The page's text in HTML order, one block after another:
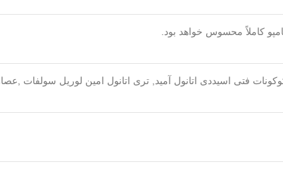
کاملاً محسوس خواهد بود.
فتی اسیددی اتانول آمید, تری اتانول امین لوریل سولفات